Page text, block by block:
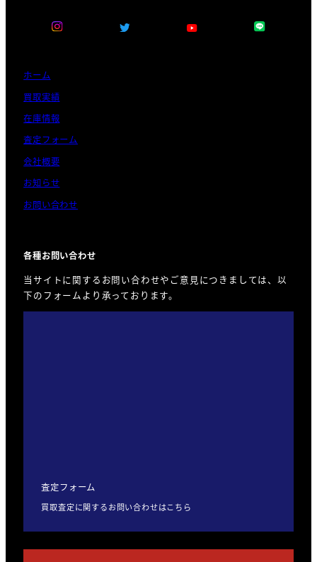
ホーム
買取実績
在庫情報
査定フォーム
会社概要
お知らせ
お問い合わせ
各種お問い合わせ
当サイトに関するお問い合わせやご意見につきましては、以
下のフォームより承っております。
査定フォーム
買取査定に関するお問い合わせはこちら